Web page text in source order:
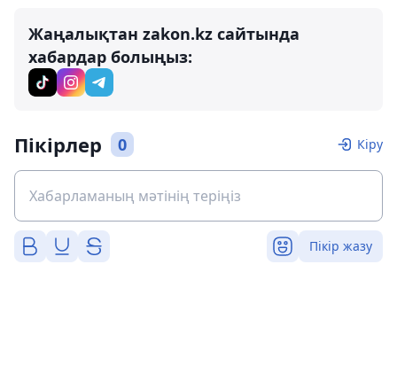
Жаңалықтан zakon.kz сайтында
хабардар болыңыз:
Пікірлер 0 Кіру
Пікір жазу